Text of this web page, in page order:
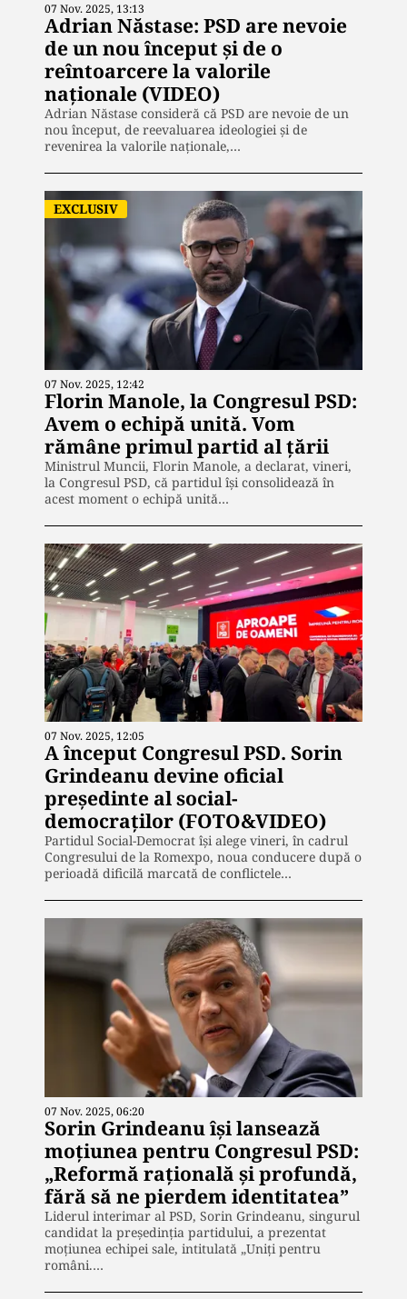
07 Nov. 2025, 13:13
Adrian Năstase: PSD are nevoie
de un nou început și de o
reîntoarcere la valorile
naționale (VIDEO)
Adrian Năstase consideră că PSD are nevoie de un
nou început, de reevaluarea ideologiei și de
revenirea la valorile naționale,…
EXCLUSIV
07 Nov. 2025, 12:42
Florin Manole, la Congresul PSD:
Avem o echipă unită. Vom
rămâne primul partid al țării
Ministrul Muncii, Florin Manole, a declarat, vineri,
la Congresul PSD, că partidul își consolidează în
acest moment o echipă unită…
07 Nov. 2025, 12:05
A început Congresul PSD. Sorin
Grindeanu devine oficial
preşedinte al social-
democraţilor (FOTO&VIDEO)
Partidul Social-Democrat își alege vineri, în cadrul
Congresului de la Romexpo, noua conducere după o
perioadă dificilă marcată de conflictele…
07 Nov. 2025, 06:20
Sorin Grindeanu își lansează
moțiunea pentru Congresul PSD:
„Reformă rațională și profundă,
fără să ne pierdem identitatea”
Liderul interimar al PSD, Sorin Grindeanu, singurul
candidat la președinția partidului, a prezentat
moțiunea echipei sale, intitulată „Uniți pentru
români.…